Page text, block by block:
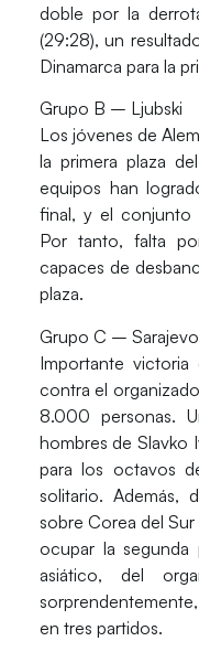
doble por la
(29:28), un
Dinamarca para la
Grupo B – Ljubski
Los jóvenes de
la primera plaza
equipos han
final, y el conjunto
Por tanto, falta
capaces de
plaza.
Grupo C – Sarajevo
Importante
contra el
8.000 personas.
hombres de Slavko
para los octavos
solitario. Además,
sobre Corea del
ocupar la
asiático, del
en tres partidos.